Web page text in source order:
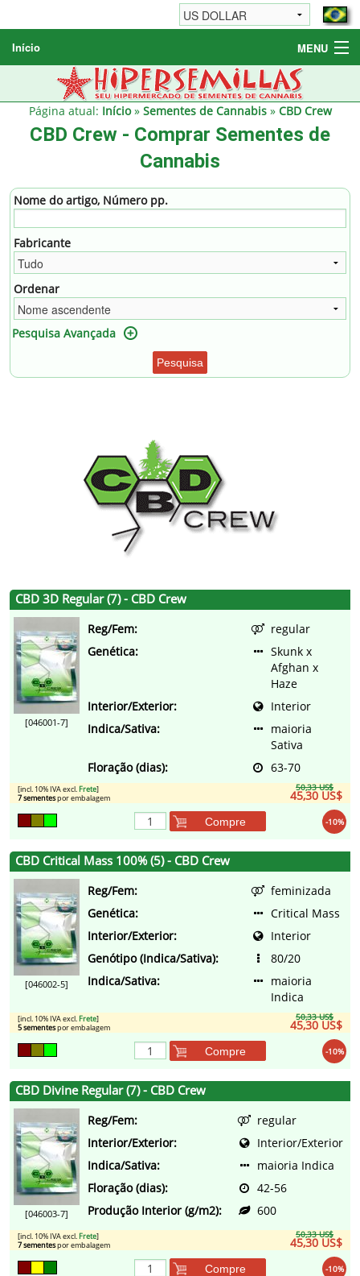
Início MENU
Sementes de Cannabis
Sementes Diversas
Informações / FAQ
Página atual: Início» Sementes de Cannabis» CBD Crew
CBD Crew - Comprar Sementes de
Cannabis
Nome do artigo, Número pp.
Fabricante
Ordenar
Pesquisa Avançada
Pesquisa
CBD 3D Regular (7) - CBD Crew
[046001-7]
Reg/Fem:
regular
Genética:
Skunk x
Afghan x
Haze
Interior/Exterior:
Interior
Indica/Sativa:
maioria
Sativa
Floração (dias):
63-70
50,33 US$
45,30 US$
[incl. 10% IVA excl. Frete]
7 sementespor embalagem
-10%
Compre
CBD Critical Mass 100% (5) - CBD Crew
[046002-5]
Reg/Fem:
feminizada
Genética:
Critical Mass
Interior/Exterior:
Interior
Genótipo (Indica/Sativa):
80/20
Indica/Sativa:
maioria
Indica
50,33 US$
45,30 US$
[incl. 10% IVA excl. Frete]
5 sementespor embalagem
-10%
Compre
CBD Divine Regular (7) - CBD Crew
[046003-7]
Reg/Fem:
regular
Interior/Exterior:
Interior/Exterior
Indica/Sativa:
maioria Indica
Floração (dias):
42-56
Produção Interior (g/m2):
600
50,33 US$
45,30 US$
[incl. 10% IVA excl. Frete]
7 sementespor embalagem
-10%
Compre